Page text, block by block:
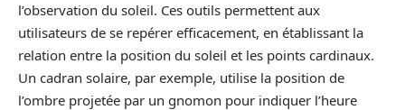
l’observation du soleil. Ces outils permettent aux
utilisateurs de se repérer efficacement, en établissant la
relation entre la position du soleil et les points cardinaux.
Un cadran solaire, par exemple, utilise la position de
l’ombre projetée par un gnomon pour indiquer l’heure